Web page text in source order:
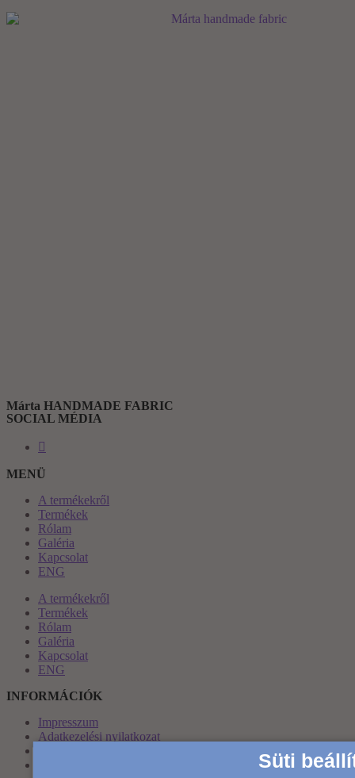
Márta HANDMADE FABRIC
SOCIAL MÉDIA
MENÜ
A termékekről
Termékek
Rólam
Galéria
Kapcsolat
ENG
A termékekről
Termékek
Rólam
Galéria
Kapcsolat
ENG
INFORMÁCIÓK
Impresszum
Adatkezelési nyilatkozat
Süti